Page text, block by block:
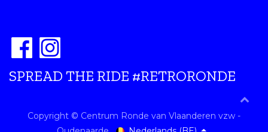
SPREAD THE RIDE #RETRORONDE
Copyright © Centrum Ronde van Vlaanderen vzw -